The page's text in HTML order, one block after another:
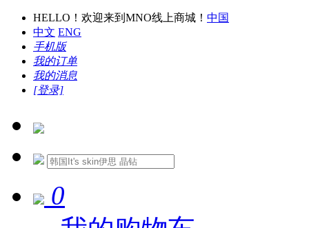
HELLO！欢迎来到MNO线上商城！ 中国
中文 ENG
手机版
我的订单
我的消息
[登录]
0